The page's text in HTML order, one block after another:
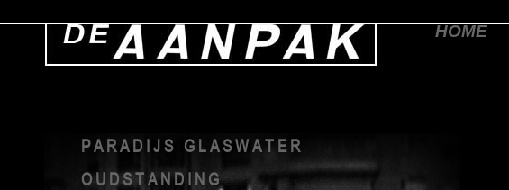
HOME
PARADIJS GLASWATER
OUDSTANDING